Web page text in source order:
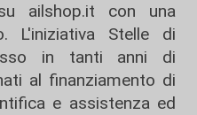
ailshop.it con una
L'iniziativa Stelle di
in tanti anni di
al finanziamento di
e assistenza ed